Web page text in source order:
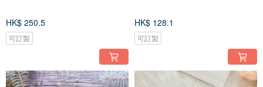
HK$ 250.5
可訂製
HK$ 128.1
可訂製